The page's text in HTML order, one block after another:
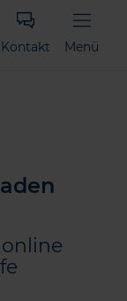
Kontakt Menü